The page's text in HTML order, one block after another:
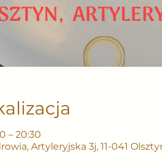
– 20:30
Artyleryjska 3j, 11-041